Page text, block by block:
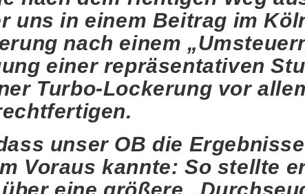
uns in einem Beitrag im
nach einem
einer repräsentativen
Turbo-Lockerung vor
unser OB die
Voraus kannte: So stellte
eine größere